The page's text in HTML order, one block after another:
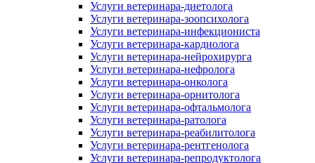
Услуги ветеринара-диетолога
Услуги ветеринара-зоопсихолога
Услуги ветеринара-инфекциониста
Услуги ветеринара-кардиолога
Услуги ветеринара-нейрохирурга
Услуги ветеринара-нефролога
Услуги ветеринара-онколога
Услуги ветеринара-орнитолога
Услуги ветеринара-офтальмолога
Услуги ветеринара-ратолога
Услуги ветеринара-реабилитолога
Услуги ветеринара-рентгенолога
Услуги ветеринара-репродуктолога